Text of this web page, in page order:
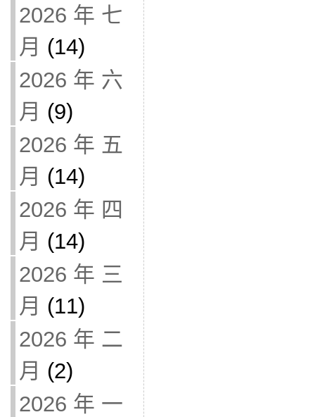
2026 年 七
月 (14)
2026 年 六
月 (9)
2026 年 五
月 (14)
2026 年 四
月 (14)
2026 年 三
月 (11)
2026 年 二
月 (2)
2026 年 一